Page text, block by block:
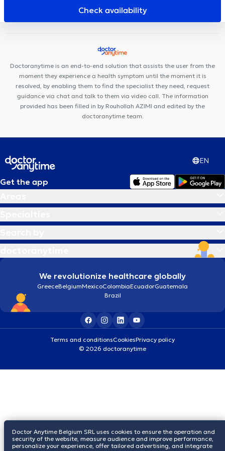
GO Santé Centre Dentaire Charles-Quint
Health & Care Center
Medico centre
Centre médico-dentaire
JUMANJI DENTAL
Check availability
Doctoranytime is an end-to-end solution that assists the user from the
moment they experience a health symptom until the moment it is
resolved, by enabling them to find the specialist they need, request
guidance via chat and talk to them via video call. The information
provided has been filled in by Rouhollah AZIMI and edited by the
doctoranytime team.
EN
Get the app
We revolutionize healthcare globally
GreeceBelgiumMexicoColombiaEcuadorGuatemala
Brazil
Terms and conditionsCookiesPrivacy policy
© 2026 doctoranytime
Doctor Anytime Belgium SRL uses cookies to ensure the operation and
security of the website, measure audience and improve performance,
personalize your experience, offer tailored advertising, and integrate